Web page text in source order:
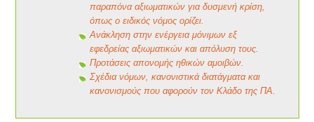
παραπόνα αξιωματικών για δυσμενή κρίση,
όπως ο ειδικός νόμος ορίζει.
Ανάκληση στην ενέργεια μόνιμων εξ
εφεδρείας αξιωματικών και απόλυση τους.
Προτάσεις απονομής ηθικών αμοιβών.
Σχέδια νόμων, κανονιστικά διατάγματα και
κανονισμούς που αφορούν τον Κλάδο της ΠΑ.